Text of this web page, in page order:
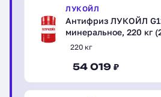
ЛУКОЙЛ
Антифриз ЛУКОЙЛ
минеральное, 220 кг
220 кг
54 019 ₽